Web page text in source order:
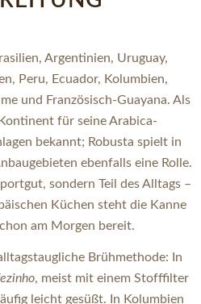
Argentinien, Uruguay,
Peru, Ecuador, Kolumbien,
und Französisch-Guayana. Als
für seine Arabica-
bekannt; Robusta spielt in
ebenfalls eine Rolle.
sondern Teil des Alltags –
Küchen steht die Kanne
am Morgen bereit.
Brühmethode: In
, meist mit einem Stofffilter
leicht gesüßt. In Kolumbien